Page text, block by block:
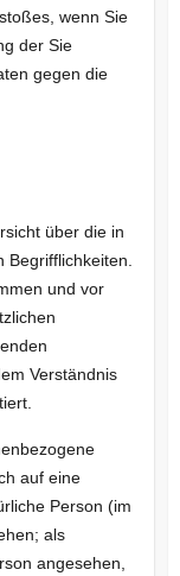
wenn Sie
der Sie
gegen die
über die in
und vor
Verständnis
auf eine
Person (im
als
angesehen,